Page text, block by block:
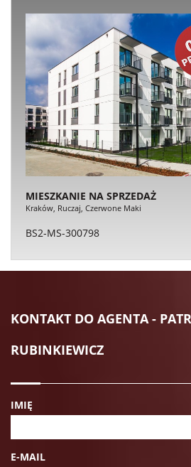
MIESZKANIE NA SPRZEDAŻ
Kraków, Ruczaj, Czerwone Maki
BS2-MS-300798
KONTAKT DO AGENTA -
RUBINKIEWICZ
IMIĘ
E-MAIL